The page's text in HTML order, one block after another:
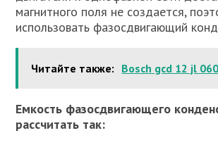
магнитного поля не создается,
использовать фазосдвигающий
Читайте также: Bosch gcd 12 jl
Емкость фазосдвигающего
рассчитать так: